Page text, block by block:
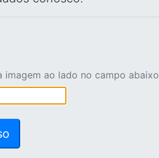
imagem ao lado no campo abaixo